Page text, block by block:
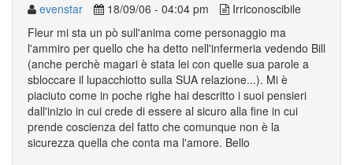
evenstar 18/09/06 - 04:04 pm
Irriconoscibile
Fleur mi sta un pò sull'anima come personaggio ma
l'ammiro per quello che ha detto nell'infermeria vedendo Bill
(anche perchè magari è stata lei con quelle sua parole a
sbloccare il lupacchiotto sulla SUA relazione...). Mi è
piaciuto come in poche righe hai descritto i suoi pensieri
dall'inizio in cui crede di essere al sicuro alla fine in cui
prende coscienza del fatto che comunque non è la
sicurezza quella che conta ma l'amore. Bello